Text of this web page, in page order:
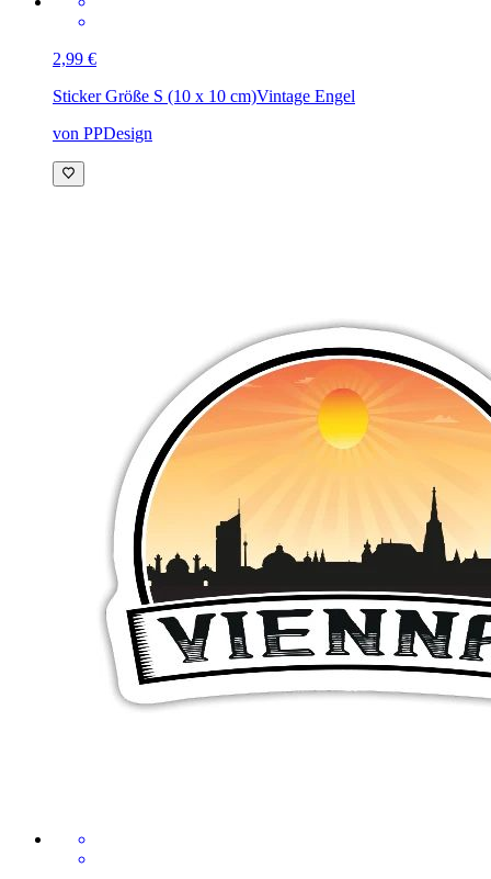
2,99 €
Sticker Größe S (10 x 10 cm)Vintage Engel
von PPDesign